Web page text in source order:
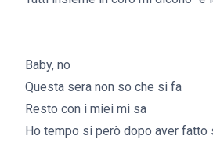
Baby, no
Questa sera non so che si fa
Resto con i miei mi sa
Ho tempo si però dopo aver fatto